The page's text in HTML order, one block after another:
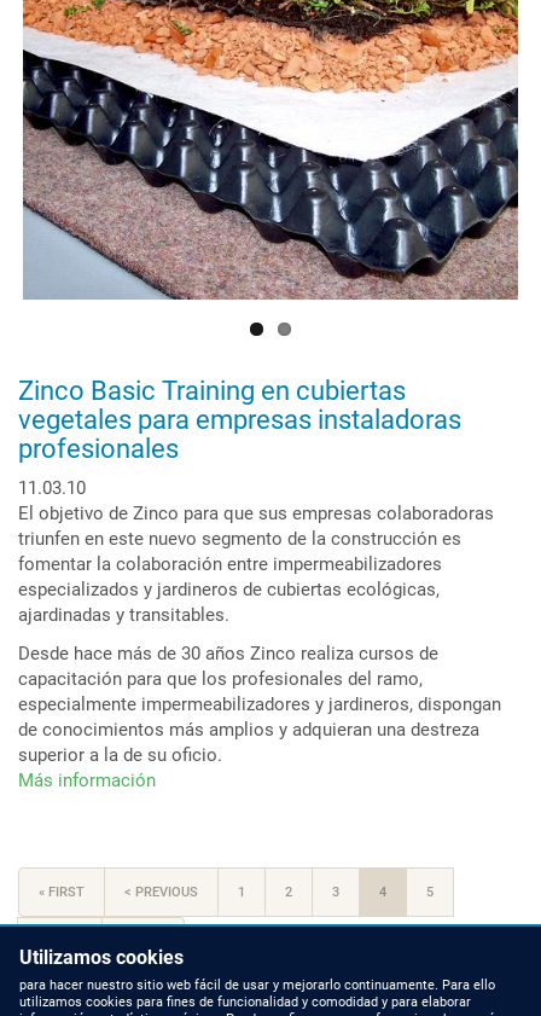
parques
encima
de
subterráneos
Zinco Basic Training en cubiertas
vegetales para empresas instaladoras
profesionales
11.03.10
El objetivo de Zinco para que sus empresas colaboradoras
triunfen en este nuevo segmento de la construcción es
fomentar la colaboración entre impermeabilizadores
especializados y jardineros de cubiertas ecológicas,
ajardinadas y transitables.
Desde hace más de 30 años Zinco realiza cursos de
capacitación para que los profesionales del ramo,
especialmente impermeabilizadores y jardineros, dispongan
de conocimientos más amplios y adquieran una destreza
superior a la de su oficio.
Más información
vegetales
para
empresas
instaladoras
Paginación
PRIMERA
« FIRST
PÁGINA
< PREVIOUS PÁGINA
1 PÁGINA
2 PÁGINA
3
PÁGINA
4 PÁGINA
5
PÁGINA
PÁGINA
Utilizamos cookies
para hacer nuestro sitio web fácil de usar y mejorarlo continuamente. Para ello
utilizamos cookies para fines de funcionalidad y comodidad y para elaborar